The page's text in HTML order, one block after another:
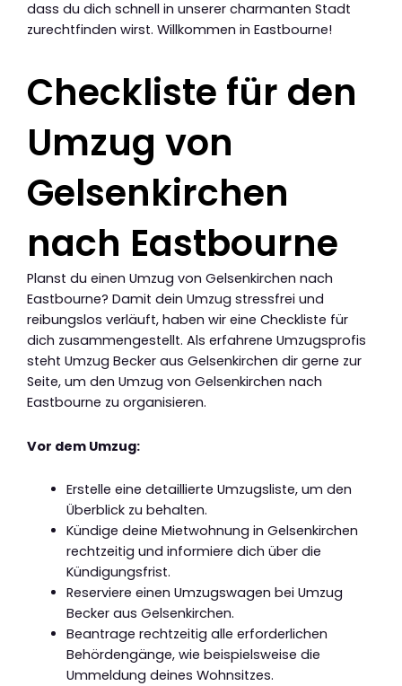
dass du dich schnell in unserer charmanten Stadt
zurechtfinden wirst. Willkommen in Eastbourne!
Checkliste für den
Umzug von
Gelsenkirchen
nach Eastbourne
Planst du einen Umzug von Gelsenkirchen nach
Eastbourne? Damit dein Umzug stressfrei und
reibungslos verläuft, haben wir eine Checkliste für
dich zusammengestellt. Als erfahrene Umzugsprofis
steht Umzug Becker aus Gelsenkirchen dir gerne zur
Seite, um den Umzug von Gelsenkirchen nach
Eastbourne zu organisieren.
Vor dem Umzug:
Erstelle eine detaillierte Umzugsliste, um den
Überblick zu behalten.
Kündige deine Mietwohnung in Gelsenkirchen
rechtzeitig und informiere dich über die
Kündigungsfrist.
Reserviere einen Umzugswagen bei Umzug
Becker aus Gelsenkirchen.
Beantrage rechtzeitig alle erforderlichen
Behördengänge, wie beispielsweise die
Ummeldung deines Wohnsitzes.